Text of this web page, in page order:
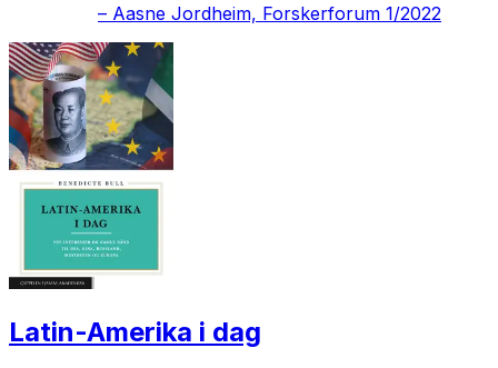
– Aasne Jordheim, Forskerforum 1/2022
Latin-Amerika i dag